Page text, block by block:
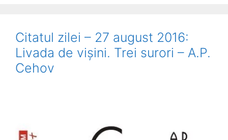
Citatul zilei – 27 august 2016:
Livada de vișini. Trei surori – A.P.
Cehov